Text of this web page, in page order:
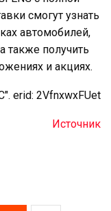
смогут узнать
автомобилей,
также получить
и акциях.
erid: 2VfnxwxFUet
Источник